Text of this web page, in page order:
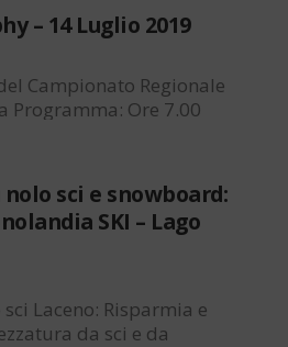
– 14 Luglio 2019
Campionato Regionale
Programma: Ore 7.00
categoria cen a
8.30 Partenza primo…
sci e snowboard:
SKI – Lago
Laceno: Risparmia e
da sci e da